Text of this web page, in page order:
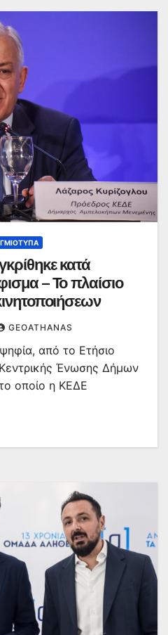
κατά
– Το πλαίσιο
GEOATHANAS
από το Ετήσιο
Ένωσης Δήμων
οποίο η ΚΕΔΕ